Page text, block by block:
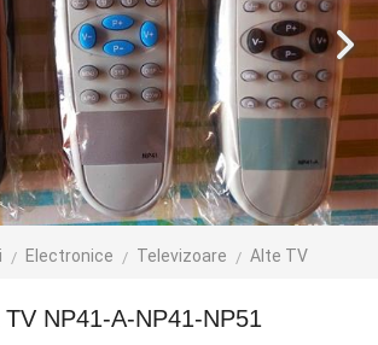
Electronice Televizoare Alte TV
TV NP41-A-NP41-NP51